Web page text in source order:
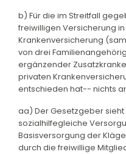
b) Für die im Streitfall
freiwilligen Versicherung
Krankenversicherung
von drei
ergänzender
privaten
entschieden hat-- nichts
aa) Der Gesetzgeber
sozialhilfegleiche
Basisversorgung der
durch die freiwillige